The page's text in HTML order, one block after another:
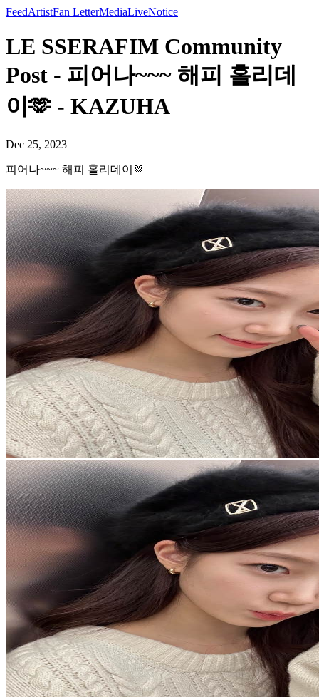
FeedArtistFan LetterMediaLiveNotice
LE SSERAFIM Community
Post - 피어나~~~ 해피 홀리데
이🫶 - KAZUHA
Dec 25, 2023
피어나~~~ 해피 홀리데이🫶